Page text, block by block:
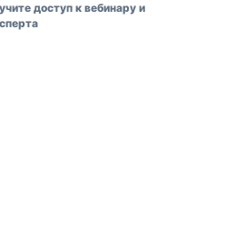
доступ к вебинару и